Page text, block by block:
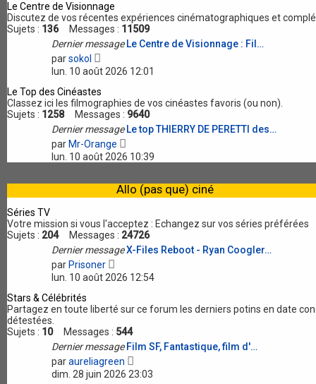
s
s
a
g
l
e
e
n
r
m
e
a
e
Le Centre de Visionnage
Discutez de vos récentes expériences cinématographiques et
Sujets : 136Messages : 11509
Dernier message Le Centre de Visionnage : Fil…
parsokol
o
i
r
l
e
d
e
r
n
m
s
a
e
lun. 10 août 2026 12:01
Le Top des Cinéastes
Classez ici les filmographies de vos cinéastes favoris (ou non).
Sujets : 1258Messages : 9640
Dernier message Le top THIERRY DE PERETTI des…
par Mr-Orange
o
i
l
e
r
n
i
r
s
a
g
e
lun. 10 août 2026 10:39
Allo (pas que) ciné
Séries TV
Votre mission si vous l'acceptez : Echangez sur vos séries préférées
Sujets : 204Messages : 24726
Dernier messageX-Files Reboot - Ryan Coogler…
par Prisoner
o
i
l
d
r
n
i
lun. 10 août 2026 12:54
Stars & Célébrités
Partagez en toute liberté sur ce forum les derniers potins en date
détestées.
Sujets : 10Messages : 544
Dernier message Film SF, Fantastique, film d'…
paraureliagreen
o
i
dim. 28 juin 2026 23:03